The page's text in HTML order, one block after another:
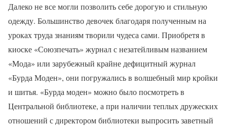
Далеко не все могли позволить себе дорогую и стильную
одежду. Большинство девочек благодаря полученным на
уроках труда знаниям творили чудеса сами. Приобретя в
киоске «Союзпечать» журнал с незатейливым названием
«Мода» или зарубежный крайне дефицитный журнал
«Бурда Моден», они погружались в волшебный мир кройки
и шитья. «Бурда моден» можно было посмотреть в
Центральной библиотеке, а при наличии теплых дружеских
отношений с директором библиотеки выпросить заветный